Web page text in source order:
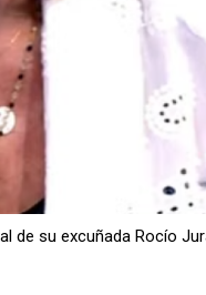
de su excuñada Rocío